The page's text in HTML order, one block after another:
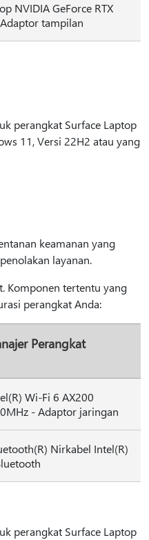
NVIDIA GeForce RTX
tampilan
perangkat Surface Laptop
11, Versi 22H2 atau yang
keamanan yang
layanan.
Komponen tertentu yang
perangkat Anda:
Perangkat
Wi-Fi 6 AX200
- Adaptor jaringan
Nirkabel Intel(R)
perangkat Surface Laptop